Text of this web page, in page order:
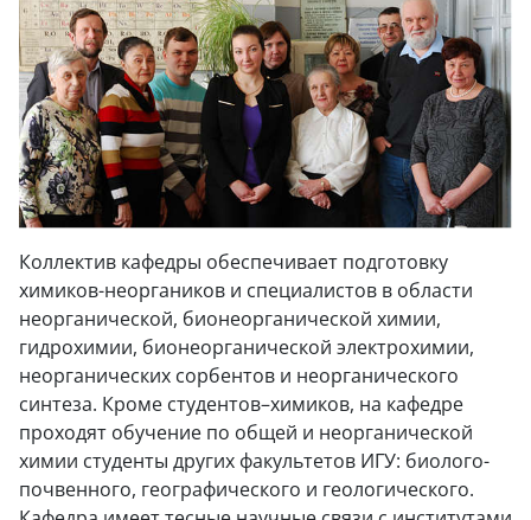
Коллектив кафедры обеспечивает подготовку
химиков-неоргаников и специалистов в области
неорганической, бионеорганической химии,
гидрохимии, бионеорганической электрохимии,
неорганических сорбентов и неорганического
синтеза. Кроме студентов–химиков, на кафедре
проходят обучение по общей и неорганической
химии студенты других факультетов ИГУ: биолого-
почвенного, географического и геологического.